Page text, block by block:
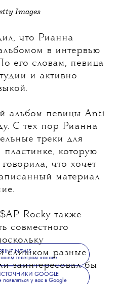
Images
что Рианна
в интервью
его словам, певица
и активно
альбом певицы Anti
С тех пор Рианна
треки для
которую
что хочет
материал
Rocky также
совместного
слишком разные
заинтересовал бы
NEWS
телеграм-канале
GOOGLE
у вас в Google